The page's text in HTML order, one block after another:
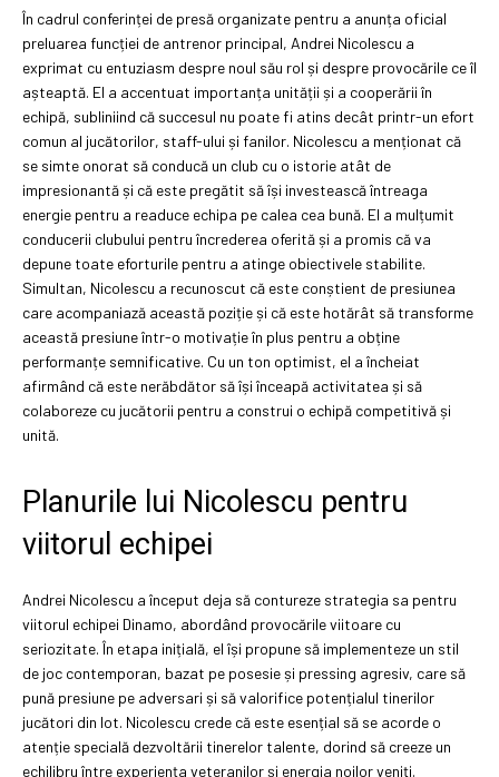
În cadrul conferinței de presă organizate pentru a anunța oficial
preluarea funcției de antrenor principal, Andrei Nicolescu a
exprimat cu entuziasm despre noul său rol și despre provocările ce îl
așteaptă. El a accentuat importanța unității și a cooperării în
echipă, subliniind că succesul nu poate fi atins decât printr-un efort
comun al jucătorilor, staff-ului și fanilor. Nicolescu a menționat că
se simte onorat să conducă un club cu o istorie atât de
impresionantă și că este pregătit să își investească întreaga
energie pentru a readuce echipa pe calea cea bună. El a mulțumit
conducerii clubului pentru încrederea oferită și a promis că va
depune toate eforturile pentru a atinge obiectivele stabilite.
Simultan, Nicolescu a recunoscut că este conștient de presiunea
care acompaniază această poziție și că este hotărât să transforme
această presiune într-o motivație în plus pentru a obține
performanțe semnificative. Cu un ton optimist, el a încheiat
afirmând că este nerăbdător să își înceapă activitatea și să
colaboreze cu jucătorii pentru a construi o echipă competitivă și
unită.
Planurile lui Nicolescu pentru
viitorul echipei
Andrei Nicolescu a început deja să contureze strategia sa pentru
viitorul echipei Dinamo, abordând provocările viitoare cu
seriozitate. În etapa inițială, el își propune să implementeze un stil
de joc contemporan, bazat pe posesie și pressing agresiv, care să
pună presiune pe adversari și să valorifice potențialul tinerilor
jucători din lot. Nicolescu crede că este esențial să se acorde o
atenție specială dezvoltării tinerelor talente, dorind să creeze un
echilibru între experiența veteranilor și energia noilor veniți.